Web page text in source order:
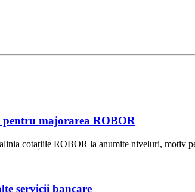
pentru majorarea ROBOR
cotațiile ROBOR la anumite niveluri, motiv
servicii bancare